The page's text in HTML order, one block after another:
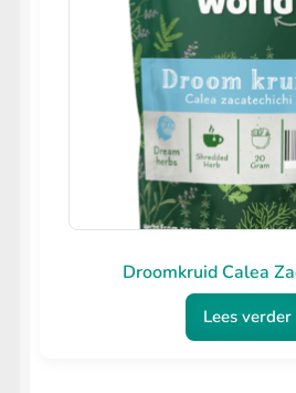
Droomkruid Calea
Lees verder